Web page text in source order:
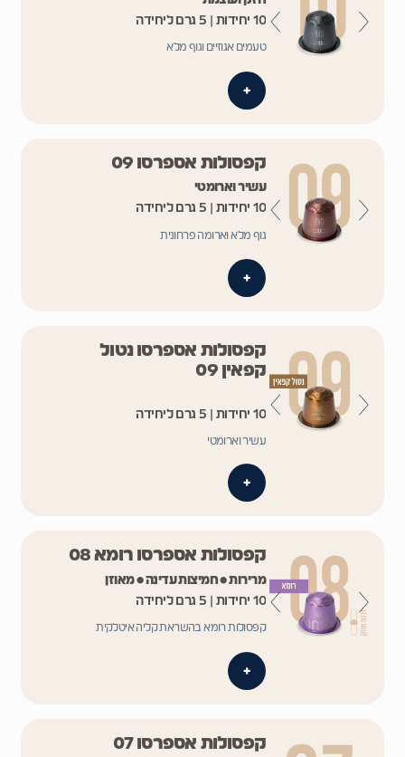
10 יחידות | 5 גרם ליחידה
טעמים אגוזיים וגוף מלא
+
קפסולות אספרסו 09
עשיר וארומטי
10 יחידות | 5 גרם ליחידה
גוף מלא וארומה פרחונית
+
קפסולות אספרסו נטול
קפאין 09
10 יחידות | 5 גרם ליחידה
עשיר וארומטי
+
קפסולות אספרסו רומא 08
מרירות • חמיצות עדינה • מאוזן
10 יחידות | 5 גרם ליחידה
קפסולות רומא בהשראת קליה איטלקית
+
קפסולות אספרסו 07